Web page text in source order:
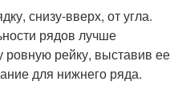
снизу-вверх, от угла.
рядов лучше
ровную рейку, выставив ее
для нижнего ряда.